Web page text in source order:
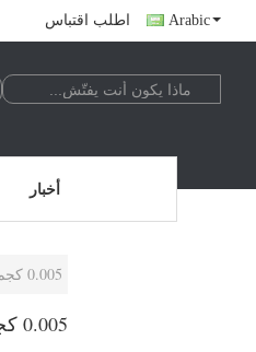
اطلب اقتباس Arabic
أخبار
0.005 كجم أكسدة إنهاء بندقية شل أجزاء الناقل
0.005 كجم أكسدة إنهاء بندقية شل أجزاء الناقل